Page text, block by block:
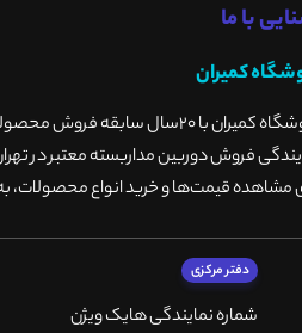
با ما
کمیران
فروشگاه کمیران با ۲۰سال
فروش دوربین مداربسته معتبر در
مشاهده قیمت‌ها و خرید انواع محصولات،
دفتر مرکزی
شماره نمایندگی هایک ویژن